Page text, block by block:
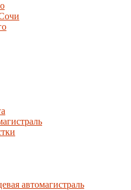
автомагистраль